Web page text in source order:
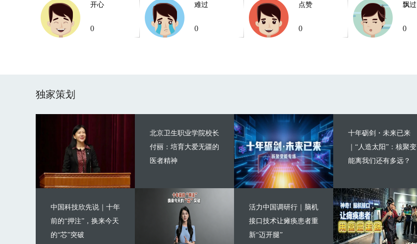
开心
0
难过
0
点赞
0
飘过
0
独家策划
北京卫生职业学院校长
付丽：培育大爱无疆的
医者精神
中国科技欣先说｜十年
前的“押注”，换来今天
的“芯”突破
十年砺剑・未来已来
｜“人造太阳”：核聚变
能离我们还有多远？
活力中国调研行｜脑机
接口技术让瘫痪患者重
新“迈开腿”